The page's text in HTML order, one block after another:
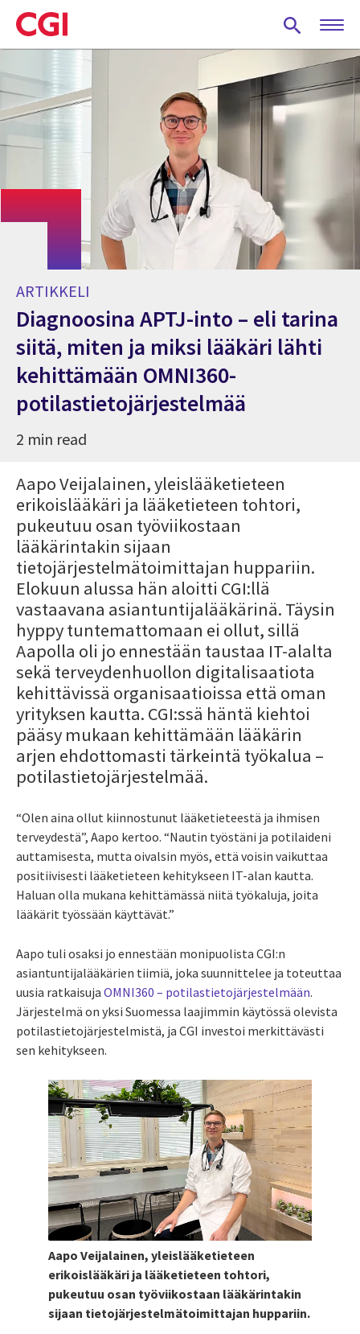
Skip
to
main
content
ARTIKKELI
Diagnoosina APTJ-into – eli tarina
siitä, miten ja miksi lääkäri lähti
kehittämään OMNI360-
potilastietojärjestelmää
2 min read
Aapo Veijalainen, yleislääketieteen
erikoislääkäri ja lääketieteen tohtori,
pukeutuu osan työviikostaan
lääkärintakin sijaan
tietojärjestelmätoimittajan huppariin.
Elokuun alussa hän aloitti CGI:llä
vastaavana asiantuntijalääkärinä. Täysin
hyppy tuntemattomaan ei ollut, sillä
Aapolla oli jo ennestään taustaa IT-alalta
sekä terveydenhuollon digitalisaatiota
kehittävissä organisaatioissa että oman
yrityksen kautta. CGI:ssä häntä kiehtoi
pääsy mukaan kehittämään lääkärin
arjen ehdottomasti tärkeintä työkalua –
potilastietojärjestelmää.
“Olen aina ollut kiinnostunut lääketieteestä ja ihmisen
terveydestä”, Aapo kertoo. “Nautin työstäni ja potilaideni
auttamisesta, mutta oivalsin myös, että voisin vaikuttaa
positiivisesti lääketieteen kehitykseen IT-alan kautta.
Haluan olla mukana kehittämässä niitä työkaluja, joita
lääkärit työssään käyttävät.”
Aapo tuli osaksi jo ennestään monipuolista CGI:n
asiantuntijalääkärien tiimiä, joka suunnittelee ja toteuttaa
uusia ratkaisuja OMNI360 – potilastietojärjestelmään.
Järjestelmä on yksi Suomessa laajimmin käytössä olevista
potilastietojärjestelmistä, ja CGI investoi merkittävästi
sen kehitykseen.
Aapo Veijalainen, yleislääketieteen
erikoislääkäri ja lääketieteen tohtori,
pukeutuu osan työviikostaan lääkärintakin
sijaan tietojärjestelmätoimittajan huppariin.